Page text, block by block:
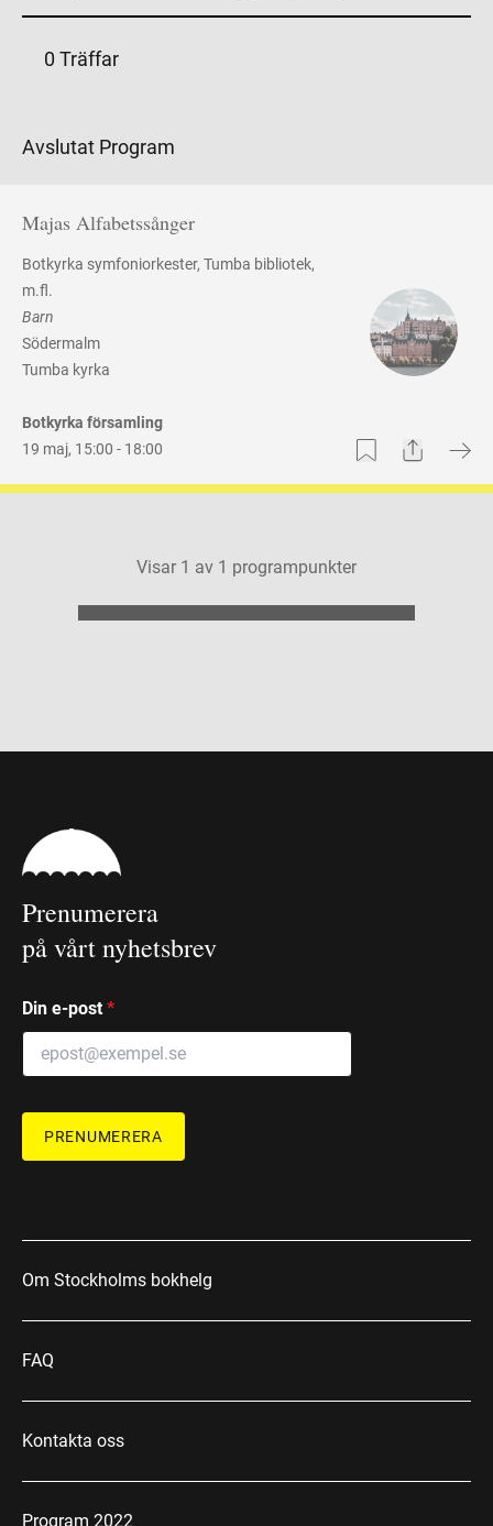
0 Träffar
Avslutat Program
Majas Alfabetssånger
Botkyrka symfoniorkester Tumba bibliotek,
m.fl.
Barn
Södermalm
Tumba kyrka
Botkyrka församling
19 maj, 15:00 - 18:00 BookmarkShare
Visar 1 av 1 programpunkter
Prenumerera
på vårt nyhetsbrev
Din e-post *
PRENUMERERA
Om Stockholms bokhelg
FAQ
Kontakta oss
Program 2022